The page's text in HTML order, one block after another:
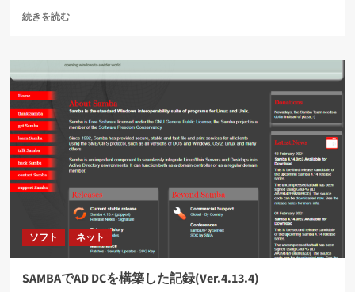
続きを読むSAMBA
メ
イ
メ
ン
バ
ー
(NAS)
構
築
た
(Ver.4.13.4)
ソフト ネット
SAMBAでAD DCを構築した記録(Ver.4.13.4)